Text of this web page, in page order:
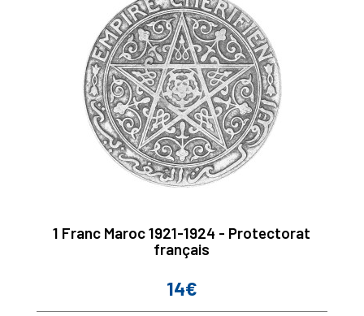
1 Franc Maroc 1921-1924 - Protectorat
français
Prix
14€